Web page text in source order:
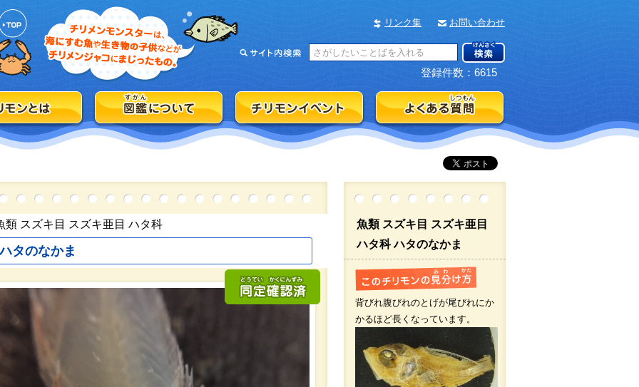
リンク集 お問い合わせ
登録件数：6615
類 スズキ目 スズキ亜目 ハタ科
ハタのなかま
魚類 スズキ目 スズキ亜目
ハタ科 ハタのなかま
背びれ腹びれのとげが尾びれにか
かるほど長くなっています。